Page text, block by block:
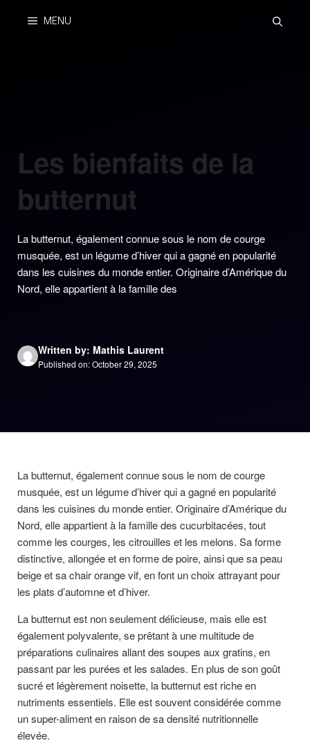
MENU
Les bienfaits de la
butternut
La butternut, également connue sous le nom de courge
musquée, est un légume d’hiver qui a gagné en popularité
dans les cuisines du monde entier. Originaire d’Amérique du
Nord, elle appartient à la famille des
Written by: Mathis Laurent
Published on: October 29, 2025
La butternut, également connue sous le nom de courge
musquée, est un légume d’hiver qui a gagné en popularité
dans les cuisines du monde entier. Originaire d’Amérique du
Nord, elle appartient à la famille des cucurbitacées, tout
comme les courges, les citrouilles et les melons. Sa forme
distinctive, allongée et en forme de poire, ainsi que sa peau
beige et sa chair orange vif, en font un choix attrayant pour
les plats d’automne et d’hiver.
La butternut est non seulement délicieuse, mais elle est
également polyvalente, se prêtant à une multitude de
préparations culinaires allant des soupes aux gratins, en
passant par les purées et les salades. En plus de son goût
sucré et légèrement noisette, la butternut est riche en
nutriments essentiels. Elle est souvent considérée comme
un super-aliment en raison de sa densité nutritionnelle
élevée.